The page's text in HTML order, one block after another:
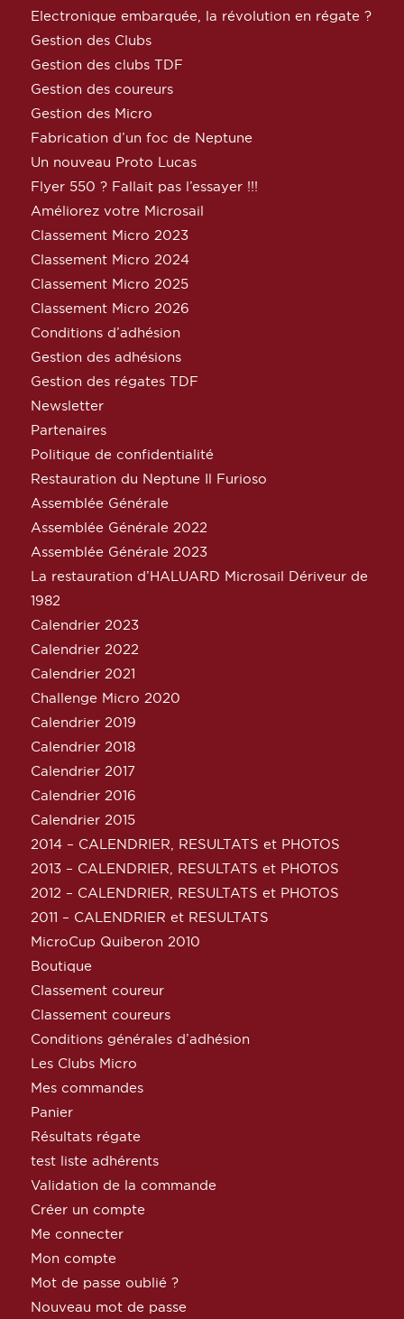
Electronique embarquée, la révolution en régate ?
Gestion des Clubs
Gestion des clubs TDF
Gestion des coureurs
Gestion des Micro
Fabrication d’un foc de Neptune
Un nouveau Proto Lucas
Flyer 550 ? Fallait pas l’essayer !!!
Améliorez votre Microsail
Classement Micro 2023
Classement Micro 2024
Classement Micro 2025
Classement Micro 2026
Conditions d’adhésion
Gestion des adhésions
Gestion des régates TDF
Newsletter
Partenaires
Politique de confidentialité
Restauration du Neptune Il Furioso
Assemblée Générale
Assemblée Générale 2022
Assemblée Générale 2023
La restauration d’HALUARD Microsail Dériveur de
1982
Calendrier 2023
Calendrier 2022
Calendrier 2021
Challenge Micro 2020
Calendrier 2019
Calendrier 2018
Calendrier 2017
Calendrier 2016
Calendrier 2015
2014 – CALENDRIER, RESULTATS et PHOTOS
2013 – CALENDRIER, RESULTATS et PHOTOS
2012 – CALENDRIER, RESULTATS et PHOTOS
2011 – CALENDRIER et RESULTATS
MicroCup Quiberon 2010
Boutique
Classement coureur
Classement coureurs
Conditions générales d’adhésion
Les Clubs Micro
Mes commandes
Panier
Résultats régate
test liste adhérents
Validation de la commande
Créer un compte
Me connecter
Mon compte
Mot de passe oublié ?
Nouveau mot de passe